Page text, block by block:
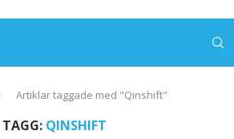
Artiklar taggade med "Qinshift"
TAGG: QINSHIFT